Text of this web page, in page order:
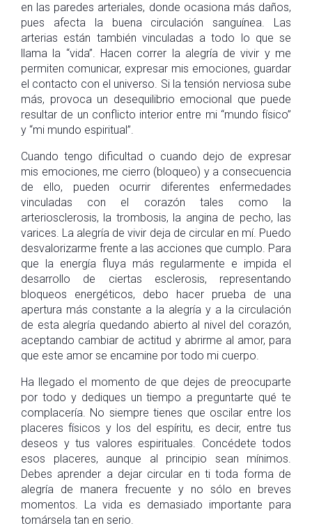
en las paredes arteriales, donde ocasiona más daños,
pues afecta la buena circulación sanguínea. Las
arterias están también vinculadas a todo lo que se
llama la “vida”. Hacen correr la alegría de vivir y me
permiten comunicar, expresar mis emociones, guardar
el contacto con el universo. Si la tensión nerviosa sube
más, provoca un desequilibrio emocional que puede
resultar de un conflicto interior entre mi “mundo físico”
y “mi mundo espiritual”.
Cuando tengo dificultad o cuando dejo de expresar
mis emociones, me cierro (bloqueo) y a consecuencia
de ello, pueden ocurrir diferentes enfermedades
vinculadas con el corazón tales como la
arteriosclerosis, la trombosis, la angina de pecho, las
varices. La alegría de vivir deja de circular en mí. Puedo
desvalorizarme frente a las acciones que cumplo. Para
que la energía fluya más regularmente e impida el
desarrollo de ciertas esclerosis, representando
bloqueos energéticos, debo hacer prueba de una
apertura más constante a la alegría y a la circulación
de esta alegría quedando abierto al nivel del corazón,
aceptando cambiar de actitud y abrirme al amor, para
que este amor se encamine por todo mi cuerpo.
Ha llegado el momento de que dejes de preocuparte
por todo y dediques un tiempo a preguntarte qué te
complacería. No siempre tienes que oscilar entre los
placeres físicos y los del espíritu, es decir, entre tus
deseos y tus valores espirituales. Concédete todos
esos placeres, aunque al principio sean mínimos.
Debes aprender a dejar circular en ti toda forma de
alegría de manera frecuente y no sólo en breves
momentos. La vida es demasiado importante para
tomársela tan en serio.